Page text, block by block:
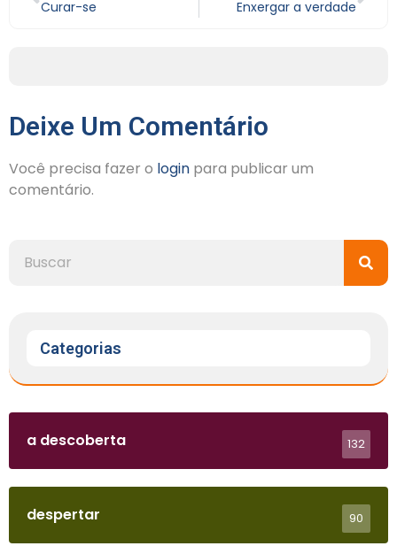
Curar-se Enxergar a verdade
Deixe Um Comentário
Você precisa fazer o login para publicar um
comentário.
Categorias
a descoberta 132
despertar 90